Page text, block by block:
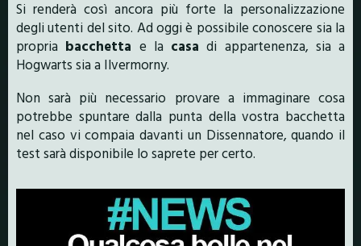
Si renderà così ancora più forte la personalizzazione
degli utenti del sito. Ad oggi è possibile conoscere sia la
propria bacchetta e la casa di appartenenza, sia a
Hogwarts sia a Ilvermorny.
Non sarà più necessario provare a immaginare cosa
potrebbe spuntare dalla punta della vostra bacchetta
nel caso vi compaia davanti un Dissennatore, quando il
test sarà disponibile lo saprete per certo.